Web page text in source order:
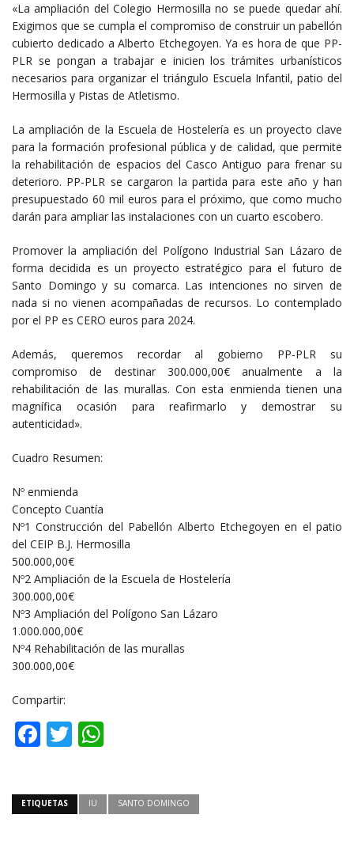
«La ampliación del Colegio Hermosilla no se puede quedar ahí.
Exigimos que se cumpla el compromiso de construir un pabellón
cubierto dedicado a Alberto Etchegoyen. Ya es hora de que PP-
PLR se pongan a trabajar e inicien los trámites urbanísticos
necesarios para organizar el triángulo Escuela Infantil, patio del
Hermosilla y Pistas de Atletismo.
La ampliación de la Escuela de Hostelería es un proyecto clave
para la formación profesional pública y de calidad, que permite
la rehabilitación de espacios del Casco Antiguo para frenar su
deterioro. PP-PLR se cargaron la partida para este año y han
presupuestado 60 mil euros para el próximo, que como mucho
darán para ampliar las instalaciones con un cuarto escobero.
Promover la ampliación del Polígono Industrial San Lázaro de
forma decidida es un proyecto estratégico para el futuro de
Santo Domingo y su comarca. Las intenciones no sirven de
nada si no vienen acompañadas de recursos. Lo contemplado
por el PP es CERO euros para 2024.
Además, queremos recordar al gobierno PP-PLR su
compromiso de destinar 300.000,00€ anualmente a la
rehabilitación de las murallas. Con esta enmienda tienen una
magnífica ocasión para reafirmarlo y demostrar su
autenticidad».
Cuadro Resumen:
Nº enmienda
Concepto Cuantía
Nº1 Construcción del Pabellón Alberto Etchegoyen en el patio
del CEIP B.J. Hermosilla
500.000,00€
Nº2 Ampliación de la Escuela de Hostelería
300.000,00€
Nº3 Ampliación del Polígono San Lázaro
1.000.000,00€
Nº4 Rehabilitación de las murallas
300.000,00€
Compartir:
Facebook
Twitter
ETIQUETAS IU SANTO DOMINGO